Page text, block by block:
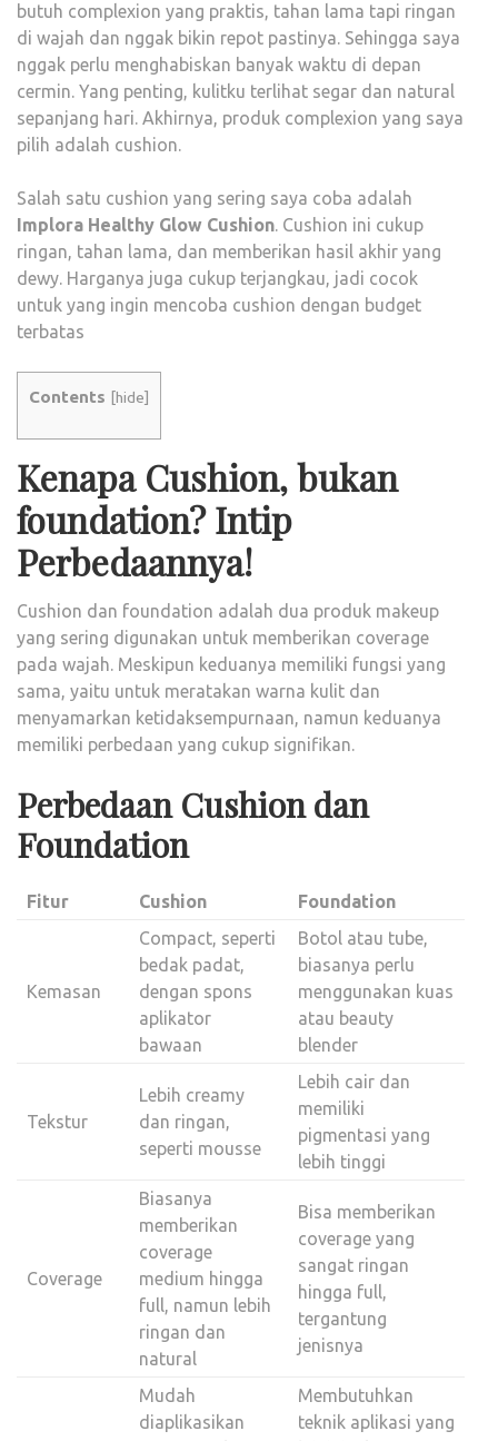
butuh complexion yang praktis, tahan lama tapi ringan
di wajah dan nggak bikin repot pastinya. Sehingga saya
nggak perlu menghabiskan banyak waktu di depan
cermin. Yang penting, kulitku terlihat segar dan natural
sepanjang hari. Akhirnya, produk complexion yang saya
pilih adalah cushion.
Salah satu cushion yang sering saya coba adalah
Implora Healthy Glow Cushion. Cushion ini cukup
ringan, tahan lama, dan memberikan hasil akhir yang
dewy. Harganya juga cukup terjangkau, jadi cocok
untuk yang ingin mencoba cushion dengan budget
terbatas
Contents [hide]
Kenapa Cushion, bukan
foundation? Intip
Perbedaannya!
Cushion dan foundation adalah dua produk makeup
yang sering digunakan untuk memberikan coverage
pada wajah. Meskipun keduanya memiliki fungsi yang
sama, yaitu untuk meratakan warna kulit dan
menyamarkan ketidaksempurnaan, namun keduanya
memiliki perbedaan yang cukup signifikan.
Perbedaan Cushion dan
Foundation
Fitur Cushion Foundation
Kemasan
Compact, seperti
bedak padat,
dengan spons
aplikator
bawaan
Botol atau tube,
biasanya perlu
menggunakan kuas
atau beauty
blender
Tekstur
Lebih creamy
dan ringan,
seperti mousse
Lebih cair dan
memiliki
pigmentasi yang
lebih tinggi
Coverage
Biasanya
memberikan
coverage
medium hingga
full, namun lebih
ringan dan
natural
Bisa memberikan
coverage yang
sangat ringan
hingga full,
tergantung
jenisnya
Mudah
diaplikasikan
Membutuhkan
teknik aplikasi yang